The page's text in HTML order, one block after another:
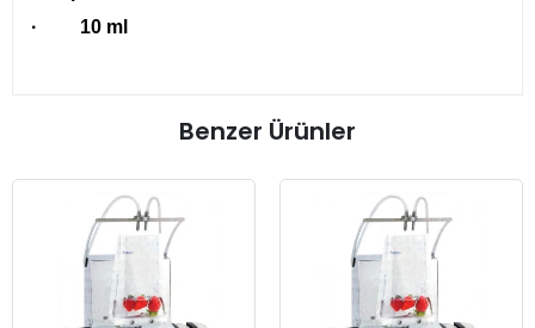
· 10 ml
Benzer Ürünler